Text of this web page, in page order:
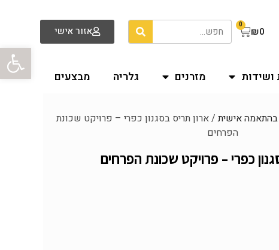
פתח
₪0
0
אזור אישי
ושידות מזרנים גלריה מבצעים
בהתאמה אישית/ ארון תריס בסגנון כפרי – פרויקט שכונת
הפרחים
כפרי – פרויקט שכונת הפרחים